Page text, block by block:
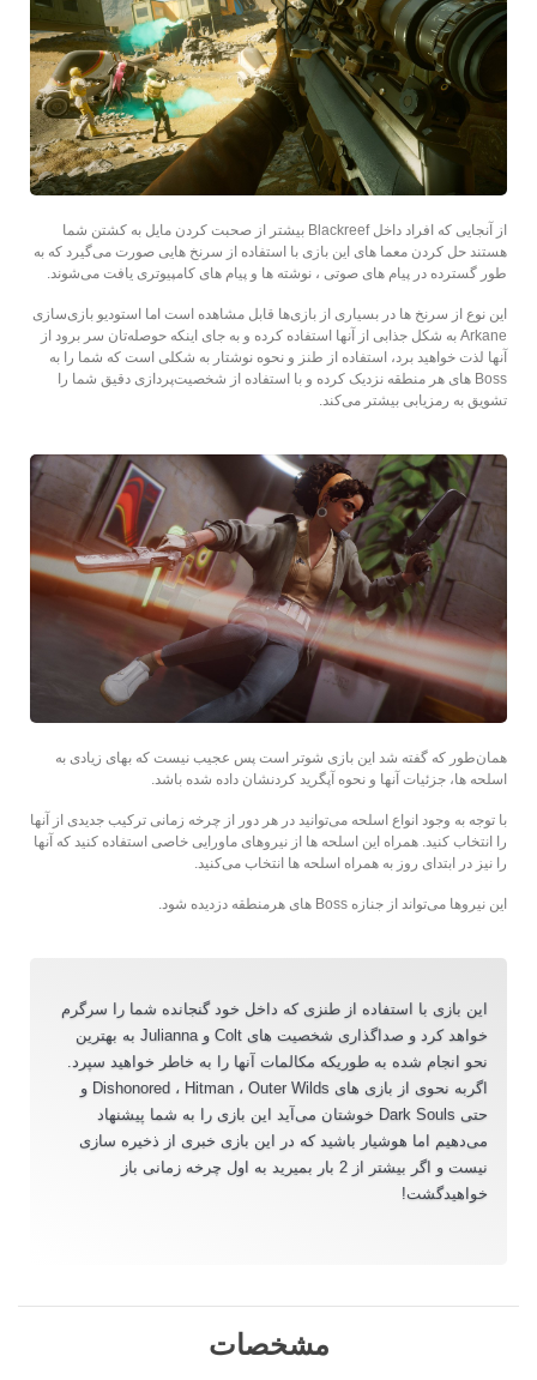
از آنجایی که افراد داخل Blackreef بیشتر از صحبت کردن مایل به کشتن شما
هستند حل کردن معما های این بازی با استفاده از سرنخ هایی صورت می‌گیرد که به
طور گسترده در پیام های صوتی ، نوشته ها و پیام های کامپیوتری یافت می‌شوند.
این نوع از سرنخ ها در بسیاری از بازی‌‌ها قابل مشاهده است اما استودیو بازی‌سازی
Arkane به شکل جذابی از آنها استفاده کرده و به جای اینکه حوصله‌تان سر برود از
آنها لذت خواهید برد، استفاده از طنز و نحوه نوشتار به شکلی است که شما را به
Boss های هر منطقه نزدیک کرده و با استفاده از شخصیت‌پردازی دقیق شما را
تشویق به رمزیابی بیشتر می‌کند.
همان‌طور که گفته شد این بازی شوتر است پس عجیب نیست که بهای زیادی به
اسلحه ها، جزئیات آنها و نحوه آپگرید کردنشان داده شده باشد.
با توجه به وجود انواع اسلحه می‌توانید در هر دور از چرخه زمانی ترکیب جدیدی از آنها
را انتخاب کنید. همراه این اسلحه ها از نیروهای ماورایی خاصی استفاده کنید که آنها
را نیز در ابتدای روز به همراه اسلحه ها انتخاب می‌کنید.
این نیروها می‌تواند از جنازه Boss های هرمنطقه دزدیده شود.
این بازی با استفاده از طنزی که داخل خود گنجانده شما را سرگرم
خواهد کرد و صداگذاری شخصیت های Colt و Julianna به بهترین
نحو انجام شده به طوریکه مکالمات آنها را به خاطر خواهید سپرد.
اگربه نحوی از بازی های Dishonored ، Hitman ، Outer Wilds و
حتی Dark Souls خوشتان می‌‌آید این بازی را به شما پیشنهاد
می‌دهیم اما هوشیار باشید که در این بازی خبری از ذخیره سازی
نیست و اگر بیشتر از 2 بار بمیرید به اول چرخه زمانی باز
خواهید‌گشت!
مشخصات